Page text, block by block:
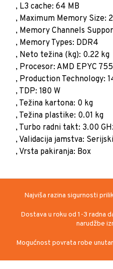
, L3 cache: 64 MB
, Maximum Memory Size:
, Memory Channels
, Memory Types: DDR4
, Neto težina (kg): 0.22 kg
, Procesor: AMD EPYC
, Production Technology:
, TDP: 180 W
, Težina kartona: 0 kg
, Težina plastike: 0.01 kg
, Turbo radni takt: 3.00
, Validacija jamstva:
, Vrsta pakiranja: Box
Najviša razina sigurnosti
Dostava u roku od 1-3 radna
narudžbe
Mogućnost povrata robe